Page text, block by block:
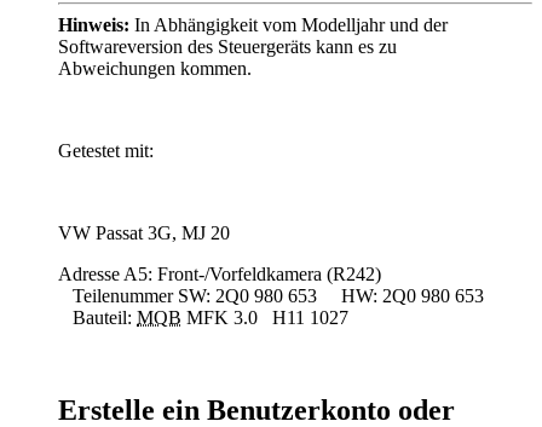
Hinweis: In Abhängigkeit vom Modelljahr und der
Softwareversion des Steuergeräts kann es zu
Abweichungen kommen.
Getestet mit:
VW Passat 3G, MJ 20
Adresse A5: Front-/Vorfeldkamera (R242)
Teilenummer SW: 2Q0 980 653 HW: 2Q0 980 653
Bauteil: MQB MFK 3.0 H11 1027
Erstelle ein Benutzerkonto oder